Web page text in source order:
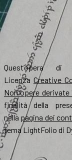
Quest’opera
Licenza Creative
Non opere derivate
finalità della
nella pagina dei
tema LightFolio di